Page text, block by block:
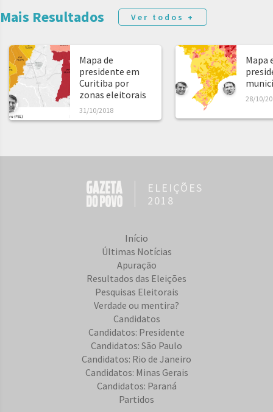
Mais Resultados Ver todos +
Mapa de
presidente em
Curitiba por
zonas eleitorais
31/10/2018
Mapa
28/10/
ELEIÇÕES
2018
Início
Últimas Notícias
Apuração
Resultados das Eleições
Pesquisas Eleitorais
Verdade ou mentira?
Candidatos
Candidatos: Presidente
Candidatos: São Paulo
Candidatos: Rio de Janeiro
Candidatos: Minas Gerais
Candidatos: Paraná
Partidos